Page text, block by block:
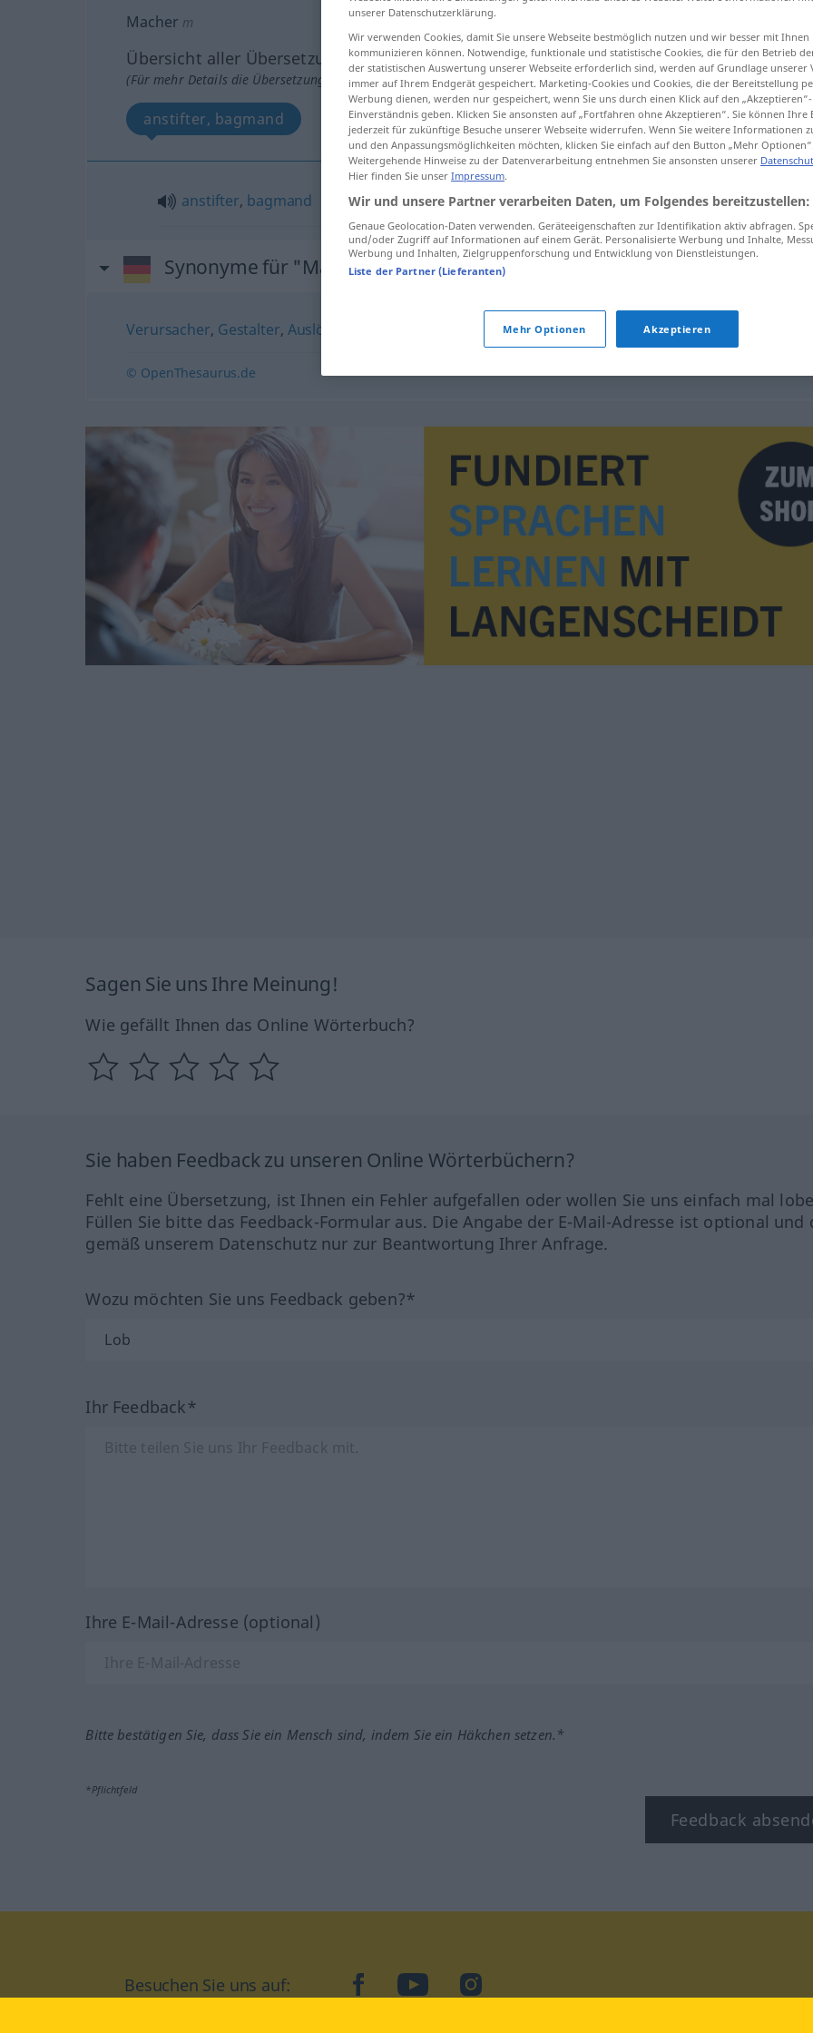
Macher m
Übersicht aller Übersetzungen
(Für mehr Details die Übersetzung anklicken/antippen)
anstifter, bagmand
anstifter, bagmand Macher
Synonyme für "Macher"
Verursacher, Gestalter, Auslöser
© OpenThesaurus.de
Sagen Sie uns Ihre Meinung!
Wie gefällt Ihnen das Online Wörterbuch?
Sie haben Feedback zu unseren Online Wörterbüchern?
Fehlt eine Übersetzung, ist Ihnen ein Fehler aufgefallen oder wollen Sie uns einfach mal
Füllen Sie bitte das Feedback-Formular aus. Die Angabe der E-Mail-Adresse ist optional und
gemäß unserem Datenschutz nur zur Beantwortung Ihrer Anfrage.
Wozu möchten Sie uns Feedback geben?*
Ihr Feedback*
Ihre E-Mail-Adresse (optional)
Bitte bestätigen Sie, dass Sie ein Mensch sind, indem Sie ein Häkchen setzen.*
*Pflichtfeld
Feedback
Besuchen Sie uns auf: facebookYouTubeInstagram
unserer Datenschutzerklärung.
Wir verwenden Cookies, damit Sie unsere Webseite bestmöglich nutzen und wir besser mit Ihnen
kommunizieren können. Notwendige, funktionale und statistische Cookies, die für den Betrieb
der statistischen Auswertung unserer Webseite erforderlich sind, werden auf Grundlage unserer
immer auf Ihrem Endgerät gespeichert. Marketing-Cookies und Cookies, die der Bereitstellung
Werbung dienen, werden nur gespeichert, wenn Sie uns durch einen Klick auf den
Einverständnis geben. Klicken Sie ansonsten auf „Fortfahren ohne Akzeptieren“. Sie können
jederzeit für zukünftige Besuche unserer Webseite widerrufen. Wenn Sie weitere Informationen
und den Anpassungsmöglichkeiten möchten, klicken Sie einfach auf den Button „Mehr
Weitergehende Hinweise zu der Datenverarbeitung entnehmen Sie ansonsten unserer
Hier finden Sie unser Impressum.
Wir und unsere Partner verarbeiten Daten, um Folgendes bereitzustellen:
Genaue Geolocation-Daten verwenden. Geräteeigenschaften zur Identifikation aktiv abfragen.
und/oder Zugriff auf Informationen auf einem Gerät. Personalisierte Werbung und Inhalte,
Werbung und Inhalten, Zielgruppenforschung und Entwicklung von Dienstleistungen.
Liste der Partner (Lieferanten)
Mehr Optionen Akzeptieren